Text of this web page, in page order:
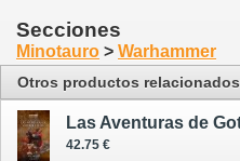
Secciones
Minotauro > Warhammer
Otros productos relacionados
42.75 €